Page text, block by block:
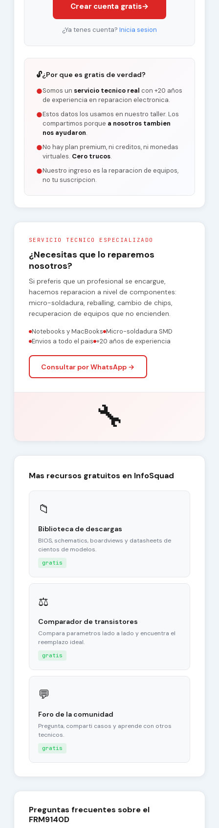
Crear cuenta gratis→
¿Ya tenes cuenta? Inicia sesion
🔓¿Por que es gratis de verdad?
●Somos un servicio tecnico real con +20 años
de experiencia en reparacion electronica.
●Estos datos los usamos en nuestro taller. Los
compartimos porque a nosotros tambien
nos ayudaron.
●No hay plan premium, ni creditos, ni monedas
virtuales. Cero trucos.
●Nuestro ingreso es la reparacion de equipos,
no tu suscripcion.
SERVICIO TECNICO ESPECIALIZADO
¿Necesitas que lo reparemos
nosotros?
Si preferis que un profesional se encargue,
hacemos reparacion a nivel de componentes:
micro-soldadura, reballing, cambio de chips,
recuperacion de equipos que no encienden.
Notebooks y MacBooks Micro-soldadura SMD
Envios a todo el pais +20 años de experiencia
Consultar por WhatsApp →
🔧
Mas recursos gratuitos en InfoSquad
📁
Biblioteca de descargas
BIOS, schematics, boardviews y datasheets de
cientos de modelos.
gratis
⚖
Comparador de transistores
Compara parametros lado a lado y encuentra el
reemplazo ideal.
gratis
💬
Foro de la comunidad
Pregunta, comparti casos y aprende con otros
tecnicos.
gratis
Preguntas frecuentes sobre el
FRM9140D